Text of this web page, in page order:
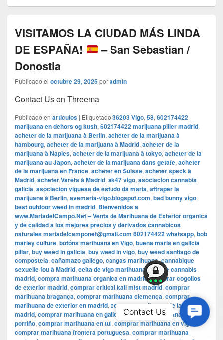
VISITAMOS LA CIUDAD MÁS LINDA
DE ESPAÑA!
– San Sebastian /
Donostia
Publicado el octubre 29, 2025poradmin
Contact Us on Threema
Publicado en articulos | Etiquetado 36203 Vigo, 58, 602174422
marijuana en dehors og kush, 602174422 marijuana pilier madrid,
acheter de la marijuana à Berlin, acheter de la marijuana à
hambourg, acheter de la marijuana à Madrid, acheter de la
marijuana à Naples, acheter de la marijuana à tokyo, acheter de la
marijuana au Japon, acheter de la marijuana dans getafe, acheter
de la marijuana en France, acheter en Suisse, acheter speck à
Madrid, acheter Vareta à Madrid, ak47 vigo, asociacion cannabis
galicia, asociacion viguesa de estudo da maria, attraper la
marijuana à Berlin, avemaria-vigo.blogspot.com, bad bunny vigo,
best outdoor weed in madrid, Bienvenidos a
www.MariadelCampo.Net – Venta de Marihuana de Exterior organica
y de calidad a los mejores precios y derivados cannabicos
naturales mariadelcamponet@gmail.com 602174422 whatsapp, bob
marley culture, botóns marihuana en Vigo, buena maria en galicia
pillar, buy weed in galicia, buy weed in vigo, buy weed santiago de
compostela, cañamazo gallego, cangas marihuana,cannabique
sexuelle fou à Madrid, celta de vigo marihuana,club de cannabis
madrid, compra marihuana organica en madrid,comprar cogollos
de exterior madrid, comprar critical kali mist madrid, comprar
marihuana bragança, comprar marihuana clemença, comprar
marihuana de exterior en madrid, comprar marihuana de la risa en
madrid, comprar marihuana en galicia ,comprar marihuana en
porriño, comprar marihuana en tui, comprar marihuana en vigo
comprar marihuana frontera portuguesa, comprar marihuana
Us
Contact Us